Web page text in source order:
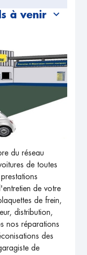
à venir
du réseau
de toutes
de votre
de frein,
distribution,
nos réparations
des
de